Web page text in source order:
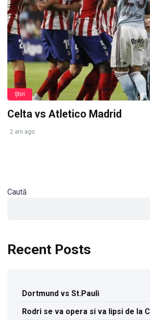
Știri
Celta vs Atletico Madrid
2 ani ago
Caută
Recent Posts
Dortmund vs St.Pauli
Rodri se va opera si va lipsi de la